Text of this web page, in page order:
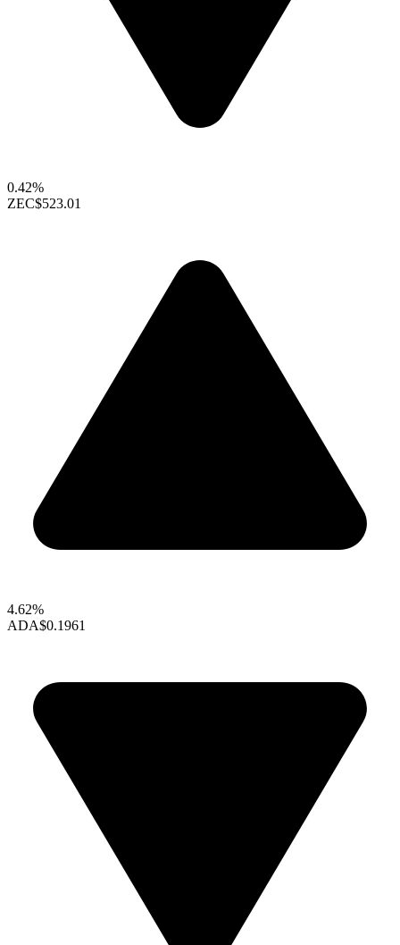
0.42%
ZEC$523.01
4.62%
ADA$0.1961